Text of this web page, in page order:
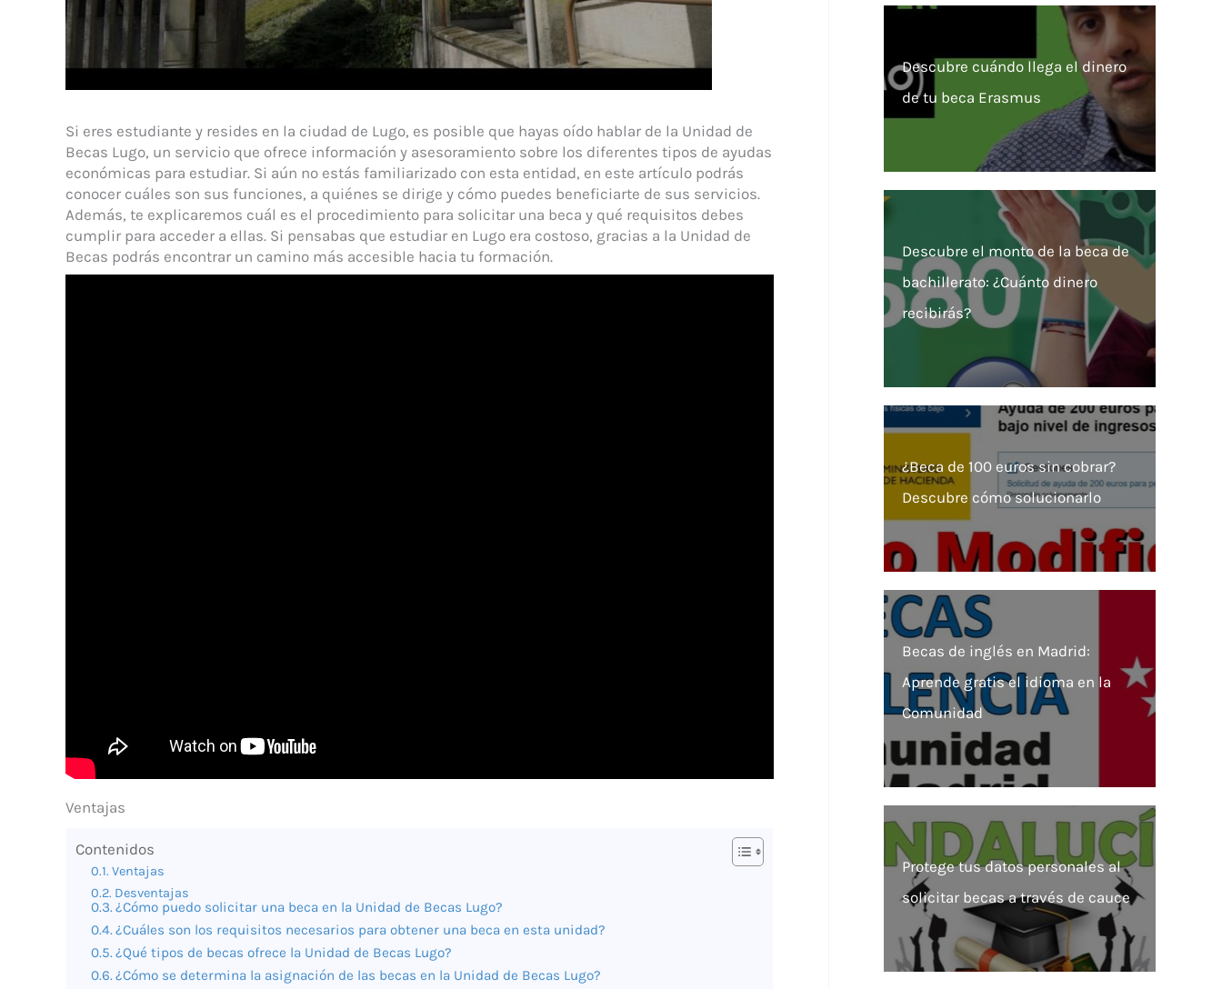
Si eres estudiante y resides en la ciudad de Lugo, es posible que hayas oído hablar de la Unidad de
Becas Lugo, un servicio que ofrece información y asesoramiento sobre los diferentes tipos de ayudas
económicas para estudiar. Si aún no estás familiarizado con esta entidad, en este artículo podrás
conocer cuáles son sus funciones, a quiénes se dirige y cómo puedes beneficiarte de sus servicios.
Además, te explicaremos cuál es el procedimiento para solicitar una beca y qué requisitos debes
cumplir para acceder a ellas. Si pensabas que estudiar en Lugo era costoso, gracias a la Unidad de
Becas podrás encontrar un camino más accesible hacia tu formación.
Ventajas
Contenidos
Ventajas
Desventajas
¿Cómo puedo solicitar una beca en la Unidad de Becas Lugo?
¿Cuáles son los requisitos necesarios para obtener una beca en esta unidad?
¿Qué tipos de becas ofrece la Unidad de Becas Lugo?
¿Cómo se determina la asignación de las becas en la Unidad de Becas Lugo?
Descubre cuándo llega el dinero
de tu beca Erasmus
Descubre el monto de la beca de
bachillerato: ¿Cuánto dinero
recibirás?
¿Beca de 100 euros sin cobrar?
Descubre cómo solucionarlo
Becas de inglés en Madrid:
Aprende gratis el idioma en la
Comunidad
Protege tus datos personales al
solicitar becas a través de cauce